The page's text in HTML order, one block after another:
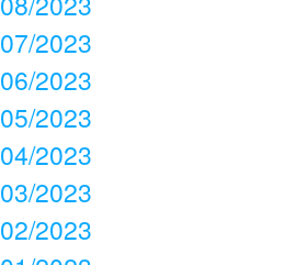
07/2023
06/2023
05/2023
04/2023
03/2023
02/2023